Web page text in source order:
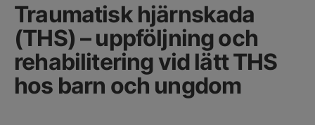
Traumatisk hjärnskada
(THS) – uppföljning och
rehabilitering vid lätt THS
hos barn och ungdom